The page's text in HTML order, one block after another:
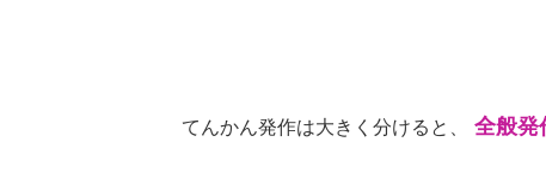
てんかん発作は大きく分けると、 全般発